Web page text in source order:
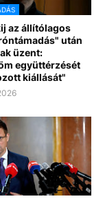
az állítólagos
után
üzent:
együttérzését
kiállását"